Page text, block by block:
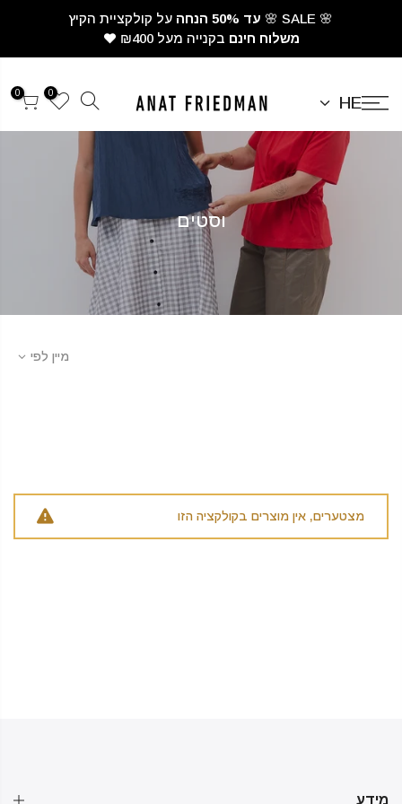
🌸 SALE 🌸 עד 50% הנחה
על קולקציית הקיץ
משלוח חינם בקנייה מעל ₪400
HE
0
0
וסטים
מיין לפי
מצטערים, אין מוצרים בקולקציה הזו
מידע